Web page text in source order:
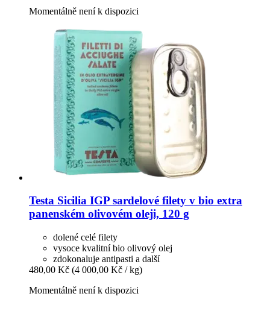
Momentálně není k dispozici
Testa Sicilia IGP sardelové filety v bio extra
panenském olivovém oleji, 120 g
dolené celé filety
vysoce kvalitní bio olivový olej
zdokonaluje antipasti a další
480,00 Kč (4 000,00 Kč / kg)
Momentálně není k dispozici